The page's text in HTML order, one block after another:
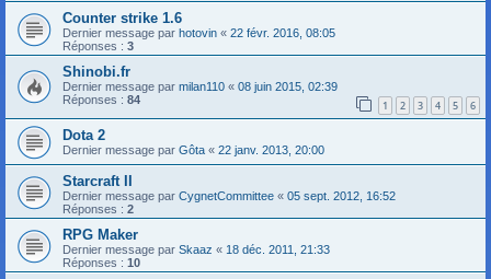
Counter strike 1.6
Dernier message par hotovin « 22 févr. 2016, 08:05
Réponses : 3
Shinobi.fr
Dernier message par milan110 « 08 juin 2015, 02:39
Réponses : 84 1 2 3 4 5 6
Dota 2
Dernier message par Gôta « 22 janv. 2013, 20:00
Starcraft II
Dernier message par CygnetCommittee « 05 sept. 2012, 16:52
Réponses : 2
RPG Maker
Dernier message par Skaaz « 18 déc. 2011, 21:33
Réponses : 10